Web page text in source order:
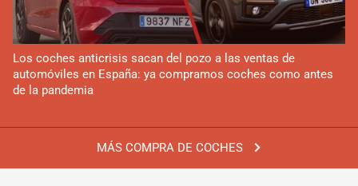
MÁS COMPRA DE COCHES
Los coches anticrisis sacan del pozo a las ventas de
automóviles en España: ya compramos coches como antes
de la pandemia